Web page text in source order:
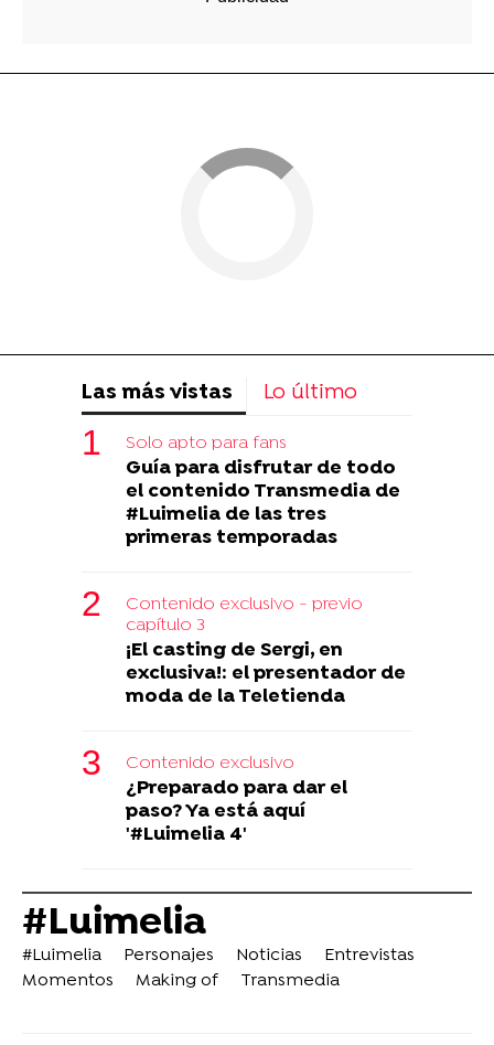
Las más vistas Lo último
Solo apto para fans
Guía para disfrutar de todo
el contenido Transmedia de
#Luimelia de las tres
primeras temporadas
Contenido exclusivo - previo
capítulo 3
¡El casting de Sergi, en
exclusiva!: el presentador de
moda de la Teletienda
Contenido exclusivo
¿Preparado para dar el
paso? Ya está aquí
'#Luimelia 4'
#Luimelia
#Luimelia Personajes Noticias
Entrevistas
Momentos
Making of Transmedia